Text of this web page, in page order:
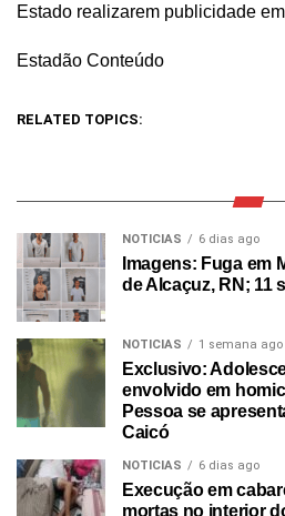
Estado realizarem publicidade
Estadão Conteúdo
RELATED TOPICS:
NOTICIAS 6 dias ago
Imagens: Fuga em
de Alcaçuz, RN; 11
NOTICIAS 1 semana ago
Exclusivo:
envolvido em
Pessoa se
Caicó
NOTICIAS 6 dias ago
Execução em
mortas no interior